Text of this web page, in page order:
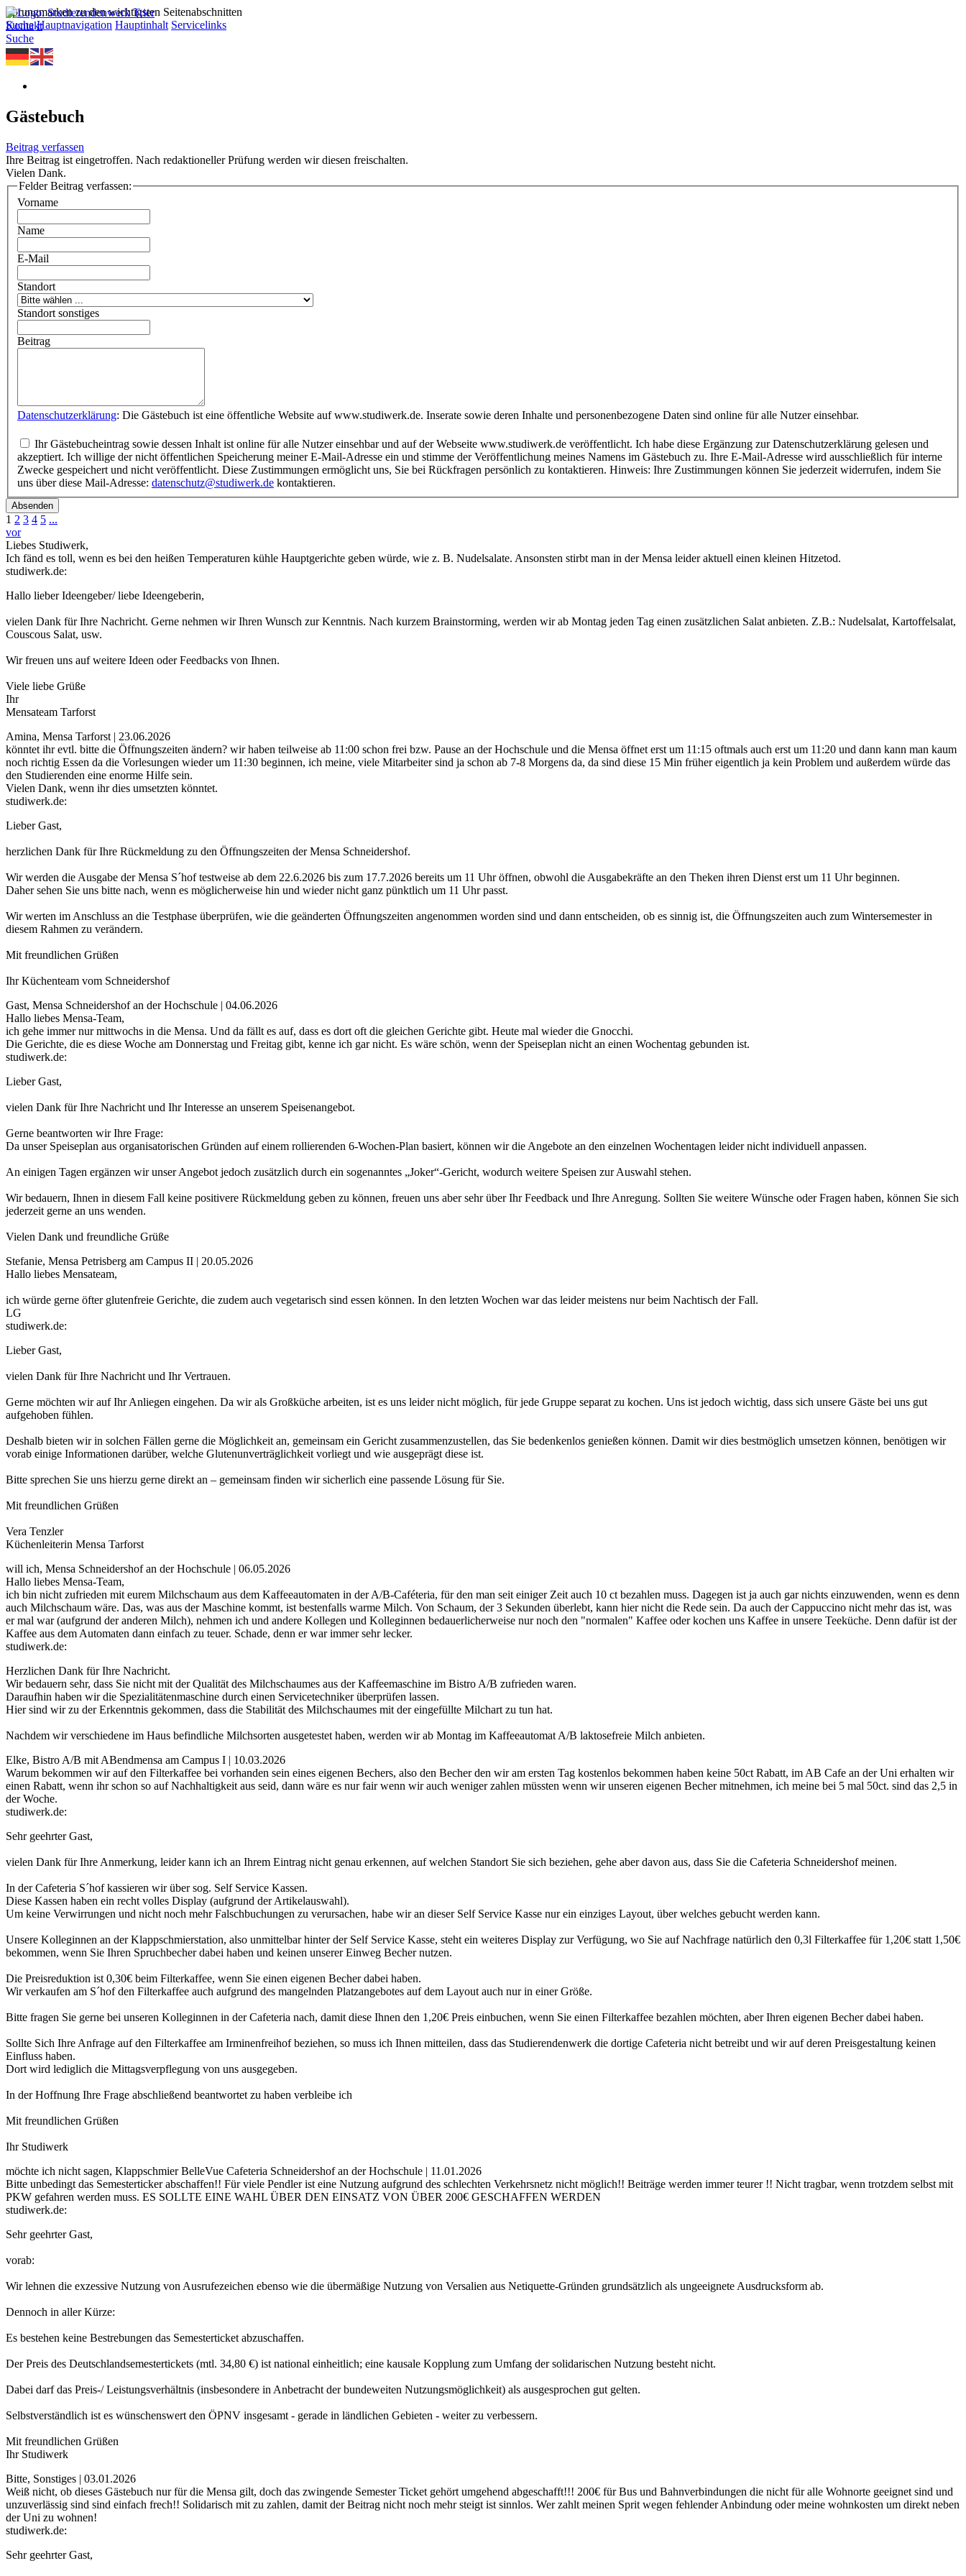
Sprungmarken zu den wichtigsten Seitenabschnitten
Suche Hauptnavigation Hauptinhalt Servicelinks
Kontakt
Suche
Gästebuch
Beitrag verfassen
Ihre Beitrag ist eingetroffen. Nach redaktioneller Prüfung werden wir diesen freischalten.
Vielen Dank.
Felder Beitrag verfassen:
Vorname
Name
E-Mail
Standort
Standort sonstiges
Beitrag
Datenschutzerklärung : Die Gästebuch ist eine öffentliche Website auf www.studiwerk.de. Inserate sowie deren Inhalte und personenbezogene Daten sind online für alle Nutzer einsehbar.
Ihr Gästebucheintrag sowie dessen Inhalt ist online für alle Nutzer einsehbar und auf der Webseite www.studiwerk.de veröffentlicht. Ich habe diese Ergänzung zur Datenschutzerklärung gelesen und
akzeptiert. Ich willige der nicht öffentlichen Speicherung meiner E-Mail-Adresse ein und stimme der Veröffentlichung meines Namens im Gästebuch zu. Ihre E-Mail-Adresse wird ausschließlich für interne
Zwecke gespeichert und nicht veröffentlicht. Diese Zustimmungen ermöglicht uns, Sie bei Rückfragen persönlich zu kontaktieren. Hinweis: Ihre Zustimmungen können Sie jederzeit widerrufen, indem Sie
uns über diese Mail-Adresse: datenschutz@studiwerk.de kontaktieren.
Absenden
1 2 3 4 5 ...
vor
Liebes Studiwerk,
Ich fänd es toll, wenn es bei den heißen Temperaturen kühle Hauptgerichte geben würde, wie z. B. Nudelsalate. Ansonsten stirbt man in der Mensa leider aktuell einen kleinen Hitzetod.
studiwerk.de:
Hallo lieber Ideengeber/ liebe Ideengeberin,
vielen Dank für Ihre Nachricht. Gerne nehmen wir Ihren Wunsch zur Kenntnis. Nach kurzem Brainstorming, werden wir ab Montag jeden Tag einen zusätzlichen Salat anbieten. Z.B.: Nudelsalat, Kartoffelsalat,
Couscous Salat, usw.
Wir freuen uns auf weitere Ideen oder Feedbacks von Ihnen.
Viele liebe Grüße
Ihr
Mensateam Tarforst
Amina, Mensa Tarforst | 23.06.2026
könntet ihr evtl. bitte die Öffnungszeiten ändern? wir haben teilweise ab 11:00 schon frei bzw. Pause an der Hochschule und die Mensa öffnet erst um 11:15 oftmals auch erst um 11:20 und dann kann man kaum
noch richtig Essen da die Vorlesungen wieder um 11:30 beginnen, ich meine, viele Mitarbeiter sind ja schon ab 7-8 Morgens da, da sind diese 15 Min früher eigentlich ja kein Problem und außerdem würde das
den Studierenden eine enorme Hilfe sein.
Vielen Dank, wenn ihr dies umsetzten könntet.
studiwerk.de:
Lieber Gast,
herzlichen Dank für Ihre Rückmeldung zu den Öffnungszeiten der Mensa Schneidershof.
Wir werden die Ausgabe der Mensa S´hof testweise ab dem 22.6.2026 bis zum 17.7.2026 bereits um 11 Uhr öffnen, obwohl die Ausgabekräfte an den Theken ihren Dienst erst um 11 Uhr beginnen.
Daher sehen Sie uns bitte nach, wenn es möglicherweise hin und wieder nicht ganz pünktlich um 11 Uhr passt.
Wir werten im Anschluss an die Testphase überprüfen, wie die geänderten Öffnungszeiten angenommen worden sind und dann entscheiden, ob es sinnig ist, die Öffnungszeiten auch zum Wintersemester in
diesem Rahmen zu verändern.
Mit freundlichen Grüßen
Ihr Küchenteam vom Schneidershof
Gast, Mensa Schneidershof an der Hochschule | 04.06.2026
Hallo liebes Mensa-Team,
ich gehe immer nur mittwochs in die Mensa. Und da fällt es auf, dass es dort oft die gleichen Gerichte gibt. Heute mal wieder die Gnocchi.
Die Gerichte, die es diese Woche am Donnerstag und Freitag gibt, kenne ich gar nicht. Es wäre schön, wenn der Speiseplan nicht an einen Wochentag gebunden ist.
studiwerk.de:
Lieber Gast,
vielen Dank für Ihre Nachricht und Ihr Interesse an unserem Speisenangebot.
Gerne beantworten wir Ihre Frage:
Da unser Speiseplan aus organisatorischen Gründen auf einem rollierenden 6-Wochen-Plan basiert, können wir die Angebote an den einzelnen Wochentagen leider nicht individuell anpassen.
An einigen Tagen ergänzen wir unser Angebot jedoch zusätzlich durch ein sogenanntes „Joker“-Gericht, wodurch weitere Speisen zur Auswahl stehen.
Wir bedauern, Ihnen in diesem Fall keine positivere Rückmeldung geben zu können, freuen uns aber sehr über Ihr Feedback und Ihre Anregung. Sollten Sie weitere Wünsche oder Fragen haben, können Sie sich
jederzeit gerne an uns wenden.
Vielen Dank und freundliche Grüße
Stefanie, Mensa Petrisberg am Campus II | 20.05.2026
Hallo liebes Mensateam,
ich würde gerne öfter glutenfreie Gerichte, die zudem auch vegetarisch sind essen können. In den letzten Wochen war das leider meistens nur beim Nachtisch der Fall.
LG
studiwerk.de:
Lieber Gast,
vielen Dank für Ihre Nachricht und Ihr Vertrauen.
Gerne möchten wir auf Ihr Anliegen eingehen. Da wir als Großküche arbeiten, ist es uns leider nicht möglich, für jede Gruppe separat zu kochen. Uns ist jedoch wichtig, dass sich unsere Gäste bei uns gut
aufgehoben fühlen.
Deshalb bieten wir in solchen Fällen gerne die Möglichkeit an, gemeinsam ein Gericht zusammenzustellen, das Sie bedenkenlos genießen können. Damit wir dies bestmöglich umsetzen können, benötigen wir
vorab einige Informationen darüber, welche Glutenunverträglichkeit vorliegt und wie ausgeprägt diese ist.
Bitte sprechen Sie uns hierzu gerne direkt an – gemeinsam finden wir sicherlich eine passende Lösung für Sie.
Mit freundlichen Grüßen
Vera Tenzler
Küchenleiterin Mensa Tarforst
will ich, Mensa Schneidershof an der Hochschule | 06.05.2026
Hallo liebes Mensa-Team,
ich bin nicht zufrieden mit eurem Milchschaum aus dem Kaffeeautomaten in der A/B-Caféteria, für den man seit einiger Zeit auch 10 ct bezahlen muss. Dagegen ist ja auch gar nichts einzuwenden, wenn es denn
auch Milchschaum wäre. Das, was aus der Maschine kommt, ist bestenfalls warme Milch. Von Schaum, der 3 Sekunden überlebt, kann hier nicht die Rede sein. Da auch der Cappuccino nicht mehr das ist, was
er mal war (aufgrund der anderen Milch), nehmen ich und andere Kollegen und Kolleginnen bedauerlicherweise nur noch den "normalen" Kaffee oder kochen uns Kaffee in unsere Teeküche. Denn dafür ist der
Kaffee aus dem Automaten dann einfach zu teuer. Schade, denn er war immer sehr lecker.
studiwerk.de:
Herzlichen Dank für Ihre Nachricht.
Wir bedauern sehr, dass Sie nicht mit der Qualität des Milchschaumes aus der Kaffeemaschine im Bistro A/B zufrieden waren.
Daraufhin haben wir die Spezialitätenmaschine durch einen Servicetechniker überprüfen lassen.
Hier sind wir zu der Erkenntnis gekommen, dass die Stabilität des Milchschaumes mit der eingefüllte Milchart zu tun hat.
Nachdem wir verschiedene im Haus befindliche Milchsorten ausgetestet haben, werden wir ab Montag im Kaffeeautomat A/B laktosefreie Milch anbieten.
Elke, Bistro A/B mit ABendmensa am Campus I | 10.03.2026
Warum bekommen wir auf den Filterkaffee bei vorhanden sein eines eigenen Bechers, also den Becher den wir am ersten Tag kostenlos bekommen haben keine 50ct Rabatt, im AB Cafe an der Uni erhalten wir
einen Rabatt, wenn ihr schon so auf Nachhaltigkeit aus seid, dann wäre es nur fair wenn wir auch weniger zahlen müssten wenn wir unseren eigenen Becher mitnehmen, ich meine bei 5 mal 50ct. sind das 2,5 in
der Woche.
studiwerk.de:
Sehr geehrter Gast,
vielen Dank für Ihre Anmerkung, leider kann ich an Ihrem Eintrag nicht genau erkennen, auf welchen Standort Sie sich beziehen, gehe aber davon aus, dass Sie die Cafeteria Schneidershof meinen.
In der Cafeteria S´hof kassieren wir über sog. Self Service Kassen.
Diese Kassen haben ein recht volles Display (aufgrund der Artikelauswahl).
Um keine Verwirrungen und nicht noch mehr Falschbuchungen zu verursachen, habe wir an dieser Self Service Kasse nur ein einziges Layout, über welches gebucht werden kann.
Unsere Kolleginnen an der Klappschmierstation, also unmittelbar hinter der Self Service Kasse, steht ein weiteres Display zur Verfügung, wo Sie auf Nachfrage natürlich den 0,3l Filterkaffee für 1,20€ statt 1,50€
bekommen, wenn Sie Ihren Spruchbecher dabei haben und keinen unserer Einweg Becher nutzen.
Die Preisreduktion ist 0,30€ beim Filterkaffee, wenn Sie einen eigenen Becher dabei haben.
Wir verkaufen am S´hof den Filterkaffee auch aufgrund des mangelnden Platzangebotes auf dem Layout auch nur in einer Größe.
Bitte fragen Sie gerne bei unseren Kolleginnen in der Cafeteria nach, damit diese Ihnen den 1,20€ Preis einbuchen, wenn Sie einen Filterkaffee bezahlen möchten, aber Ihren eigenen Becher dabei haben.
Sollte Sich Ihre Anfrage auf den Filterkaffee am Irminenfreihof beziehen, so muss ich Ihnen mitteilen, dass das Studierendenwerk die dortige Cafeteria nicht betreibt und wir auf deren Preisgestaltung keinen
Einfluss haben.
Dort wird lediglich die Mittagsverpflegung von uns ausgegeben.
In der Hoffnung Ihre Frage abschließend beantwortet zu haben verbleibe ich
Mit freundlichen Grüßen
Ihr Studiwerk
möchte ich nicht sagen, Klappschmier BelleVue Cafeteria Schneidershof an der Hochschule | 11.01.2026
Bitte unbedingt das Semesterticker abschaffen!! Für viele Pendler ist eine Nutzung aufgrund des schlechten Verkehrsnetz nicht möglich!! Beiträge werden immer teurer !! Nicht tragbar, wenn trotzdem selbst mit
PKW gefahren werden muss. ES SOLLTE EINE WAHL ÜBER DEN EINSATZ VON ÜBER 200€ GESCHAFFEN WERDEN
studiwerk.de:
Sehr geehrter Gast,
vorab:
Wir lehnen die exzessive Nutzung von Ausrufezeichen ebenso wie die übermäßige Nutzung von Versalien aus Netiquette-Gründen grundsätzlich als ungeeignete Ausdrucksform ab.
Dennoch in aller Kürze:
Es bestehen keine Bestrebungen das Semesterticket abzuschaffen.
Der Preis des Deutschlandsemestertickets (mtl. 34,80 €) ist national einheitlich; eine kausale Kopplung zum Umfang der solidarischen Nutzung besteht nicht.
Dabei darf das Preis-/ Leistungsverhältnis (insbesondere in Anbetracht der bundeweiten Nutzungsmöglichkeit) als ausgesprochen gut gelten.
Selbstverständlich ist es wünschenswert den ÖPNV insgesamt - gerade in ländlichen Gebieten - weiter zu verbessern.
Mit freundlichen Grüßen
Ihr Studiwerk
Bitte, Sonstiges | 03.01.2026
Weiß nicht, ob dieses Gästebuch nur für die Mensa gilt, doch das zwingende Semester Ticket gehört umgehend abgeschafft!!! 200€ für Bus und Bahnverbindungen die nicht für alle Wohnorte geeignet sind und
unzuverlässig sind sind einfach frech!! Solidarisch mit zu zahlen, damit der Beitrag nicht noch mehr steigt ist sinnlos. Wer zahlt meinen Sprit wegen fehlender Anbindung oder meine wohnkosten um direkt neben
der Uni zu wohnen!
studiwerk.de:
Sehr geehrter Gast,